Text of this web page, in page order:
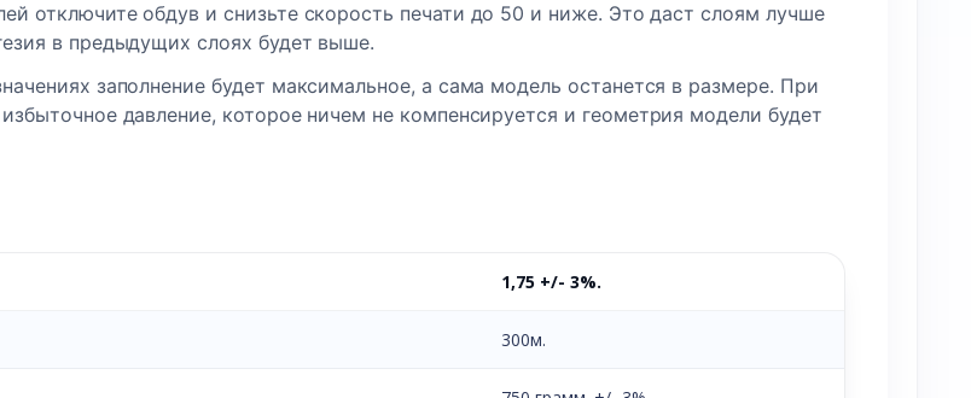
отключите обдув и снизьте скорость печати до 50 и ниже. Это даст слоям лучше
в предыдущих слоях будет выше.
заполнение будет максимальное, а сама модель останется в размере. При
давление, которое ничем не компенсируется и геометрия модели будет
1,75 +/- 3%.
300м.